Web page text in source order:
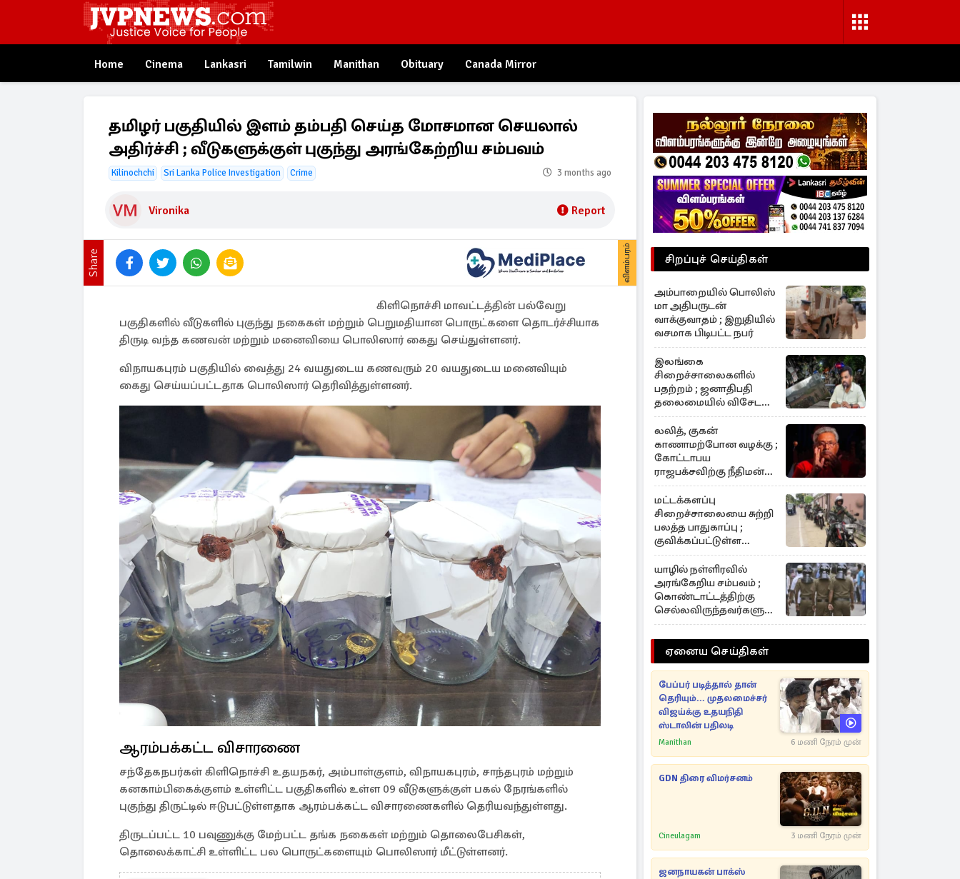
Home Cinema Lankasri Tamilwin Manithan Obituary Canada Mirror
தமிழர் பகுதியில் இளம் தம்பதி செய்த மோசமான செயலால்
அதிர்ச்சி ; வீடுகளுக்குள் புகுந்து அரங்கேற்றிய சம்பவம்
Kilinochchi Sri Lanka Police Investigation Crime 3 months ago
Vironika Report
Share விளம்பரம்
கிளிநொச்சி மாவட்டத்தின் பல்வேறு
பகுதிகளில் வீடுகளில் புகுந்து நகைகள் மற்றும் பெறுமதியான பொருட்களை தொடர்ச்சியாக
திருடி வந்த கணவன் மற்றும் மனைவியை பொலிஸார் கைது செய்துள்ளனர்.
விநாயகபுரம் பகுதியில் வைத்து 24 வயதுடைய கணவரும் 20 வயதுடைய மனைவியும்
கைது செய்யப்பட்டதாக பொலிஸார் தெரிவித்துள்ளனர்.
ஆரம்பக்கட்ட விசாரணை
சந்தேகநபர்கள் கிளிநொச்சி உதயநகர், அம்பாள்குளம், விநாயகபுரம், சாந்தபுரம் மற்றும்
கனகாம்பிகைக்குளம் உள்ளிட்ட பகுதிகளில் உள்ள 09 வீடுகளுக்குள் பகல் நேரங்களில்
புகுந்து திருட்டில் ஈடுபட்டுள்ளதாக ஆரம்பக்கட்ட விசாரணைகளில் தெரியவந்துள்ளது.
திருடப்பட்ட 10 பவுணுக்கு மேற்பட்ட தங்க நகைகள் மற்றும் தொலைபேசிகள்,
தொலைக்காட்சி உள்ளிட்ட பல பொருட்களையும் பொலிஸார் மீட்டுள்ளனர்.
சிறப்புச் செய்திகள்
அம்பாறையில் பொலிஸ்
மா அதிபருடன்
வாக்குவாதம் ; இறுதியில்
வசமாக பிடிபட்ட நபர்
இலங்கை
சிறைச்சாலைகளில்
பதற்றம் ; ஜனாதிபதி
தலைமையில் விசேட
கூட்டம்
லலித், குகன்
காணாமற்போன வழக்கு ;
கோட்டாபய
ராஜபக்சவிற்கு நீதிமன்ற
பிறப்பித்த முக்கிய
உத்தரவு
மட்டக்களப்பு
சிறைச்சாலையை சுற்றி
பலத்த பாதுகாப்பு ;
குவிக்கப்பட்டுள்ள
அதிகாரிகள்
யாழில் நள்ளிரவில்
அரங்கேறிய சம்பவம் ;
கொண்டாட்டத்திற்கு
செல்லவிருந்தவர்களுக்கு
காத்திருந்த அதிர்ச்சி
ஏனைய செய்திகள்
பேப்பர் படித்தால் தான்
தெரியும்... முதலமைச்சர்
விஜய்க்கு உதயநிதி
ஸ்டாலின் பதிலடி
Manithan 6 மணி நேரம் முன்
GDN திரை விமர்சனம்
Cineulagam 3 மணி நேரம் முன்
ஜனநாயகன் பாக்ஸ்